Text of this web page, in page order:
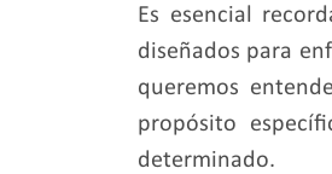
Es esencial
diseñados para
queremos
propósito
determinado.